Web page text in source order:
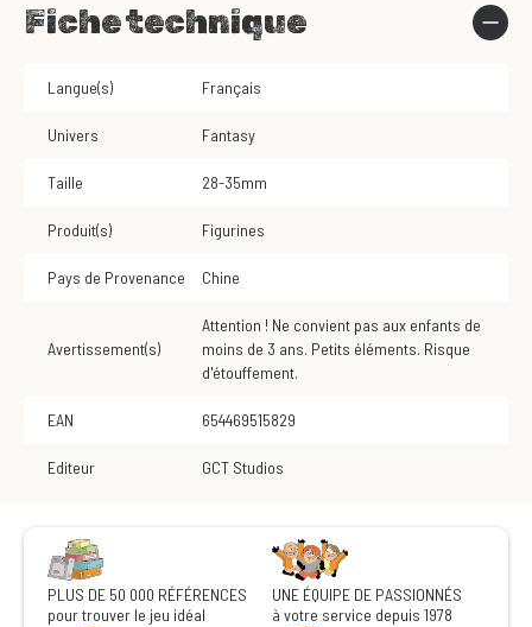
Fiche technique
Langue(s) Français
Univers Fantasy
Taille 28-35mm
Produit(s) Figurines
Pays de Provenance Chine
Avertissement(s)
Attention ! Ne convient pas aux enfants de
moins de 3 ans. Petits éléments. Risque
d'étouffement.
EAN 654469515829
Editeur GCT Studios
PLUS DE 50 000 RÉFÉRENCES
pour trouver le jeu idéal
UNE ÉQUIPE DE PASSIONNÉS
à votre service depuis 1978